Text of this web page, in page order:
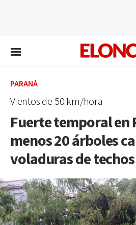
PARANÁ
Vientos de 50 km/hora
Fuerte temporal en
menos 20 árboles
voladuras de techos